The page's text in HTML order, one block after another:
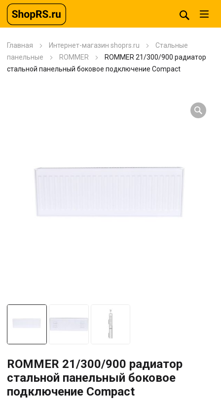
Главная Интернет-магазин shoprs.ru
Стальные
панельные
ROMMER
ROMMER 21/300/900 радиатор
стальной панельный боковое подключение Compact
ROMMER 21/300/900 радиатор
стальной панельный боковое
подключение Compact